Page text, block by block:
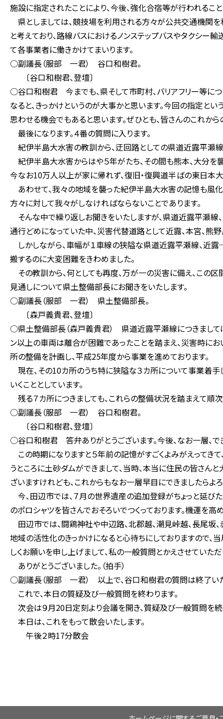
施設に指定されたことにより、今後、強化合宿等が行われるこ
県としましては、競技場を利用される方々が公共交通機関
と考えており、路線バスにおけるノンステップバスやタクシー
て各事業者に働きかけてまいります。
○副議長（服部 一君） 谷口和樹君。
〔谷口和樹君、登壇〕
○谷口和樹君 今までも、県そして市町村、バリアフリー等に
なると、きっかけというのが大事かと思います。今回の指定と
思わせる機会でもあると思います。ぜひとも、皆さんのこれから
最後になります。４番の質問に入ります。
紀伊半島大水害の教訓から、迂回路としての県道近露平瀬
紀伊半島大水害からはや５年がたち、その間も熊本、大分を
今なお10万人以上が家に帰れず、復旧・復興道半ばの東日本
あわせて、我々の地域を襲った紀伊半島大水害の記憶も風化
方々に対して我々がしなければならないことであります。
そんな中で繰り返しお聞きをいたしますが、県道近露平瀬
通行どめになっていた中、災害代替道路として近露、本宮、熊
しかしながら、車幅が１車線の狭隘な県道近露平瀬線、近
搬するのに大変困難をきわめました。
その教訓から、何としても再度、万が一の災害に備え、この
見通しについて県土整備部長にお聞きをいたします。
○副議長（服部 一君） 県土整備部長。
〔森戸義貴君、登壇〕
○県土整備部長（森戸義貴君） 県道近露平瀬線につきまして
ン以上の車両は離合が困難であったことを踏まえ、災害時に
所の整備を計画し、平成25年度から事業を進めております。
現在、その10カ所のうち特に狭隘な３カ所について事業着手
いくこととしています。
残る７カ所につきましても、これらの整備状況を踏まえて順
○副議長（服部 一君） 谷口和樹君。
〔谷口和樹君、登壇〕
○谷口和樹君 答弁ありがとうございます。今後、なお一層、で
この時期になりますと５年前の記憶がすごくよみがえってき
うところに土砂ダムができまして、当時、本当に住民の皆さん
ざいますけれども、これからもなお一層早目にできましたらよ
今、田辺市では、７月の世界遺産の追加登録がちょっと延び
のポロシャツを皆さんでおそろいでつくっております。機運を高
田辺市では、闘鶏神社や中辺路、北郡越、潮見峠越、長尾
地域の活性化のきっかけになると心待ちにしておりますので
しくお願いを申し上げまして、私の一般質問とかえさせていただ
ありがとうございました。（拍手）
○副議長（服部 一君） 以上で、谷口和樹君の質問は終了い
これで、本日の質疑及び一般質問を終わります。
次会は９月20日定刻より会議を開き、質疑及び一般質問を続
本日は、これをもって散会いたします。
午後２時17分散会